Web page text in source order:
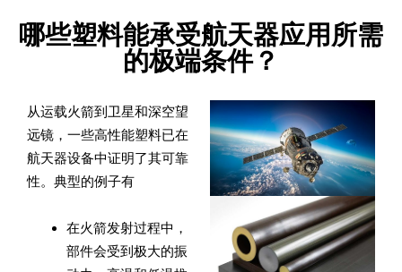
哪些塑料能承受航天器应用所需
的极端条件？
从运载火箭到卫星和深空望
远镜，一些高性能塑料已在
航天器设备中证明了其可靠
性。典型的例子有
在火箭发射过程中，
部件会受到极大的振